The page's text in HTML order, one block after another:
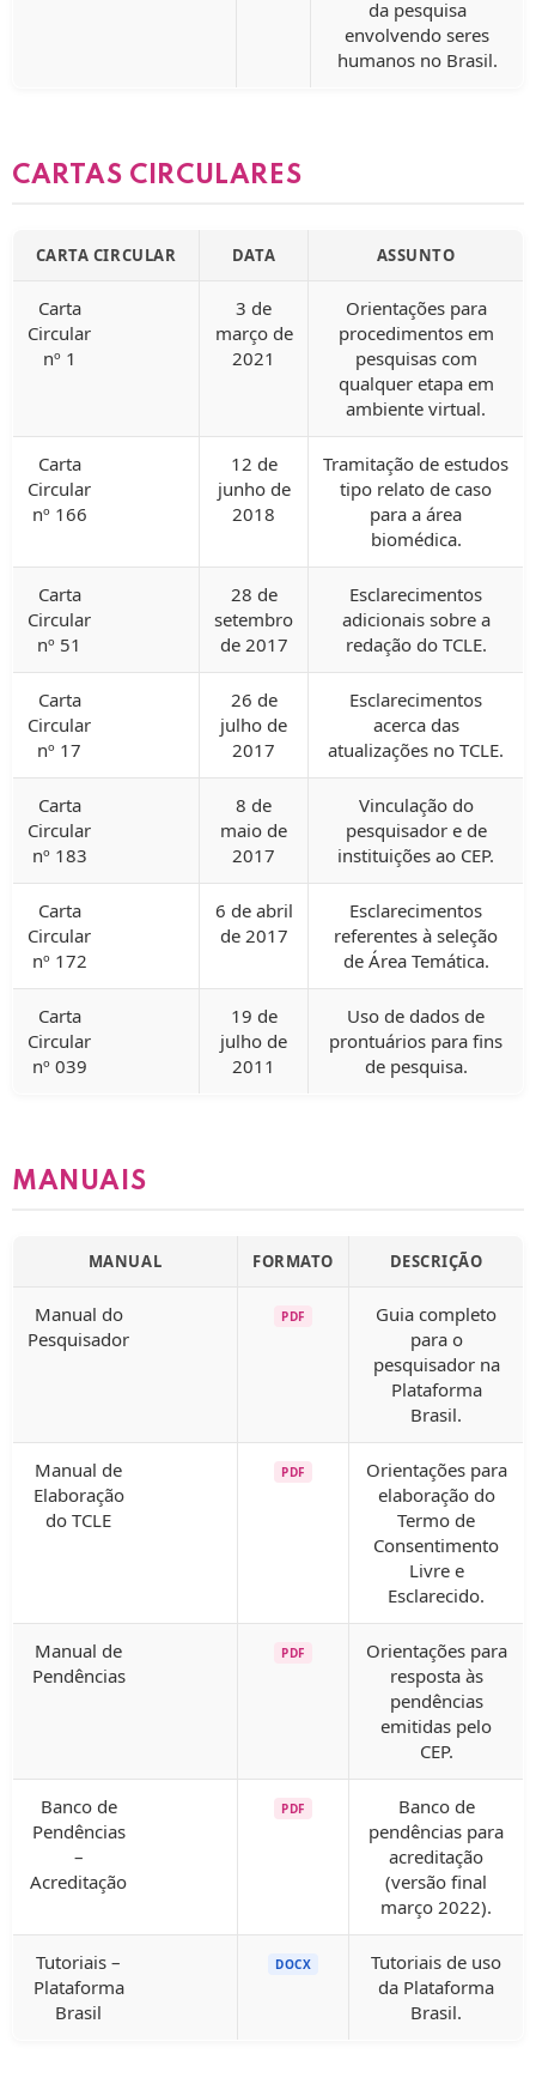
da pesquisa
envolvendo seres
humanos no Brasil.
CARTAS CIRCULARES
CARTA CIRCULAR DATA ASSUNTO
Carta
Circular
nº 1
3 de
março de
2021
Orientações para
procedimentos em
pesquisas com
qualquer etapa em
ambiente virtual.
Carta
Circular
nº 166
12 de
junho de
2018
Tramitação de estudos
tipo relato de caso
para a área
biomédica.
Carta
Circular
nº 51
28 de
setembro
de 2017
Esclarecimentos
adicionais sobre a
redação do TCLE.
Carta
Circular
nº 17
26 de
julho de
2017
Esclarecimentos
acerca das
atualizações no TCLE.
Carta
Circular
nº 183
8 de
maio de
2017
Vinculação do
pesquisador e de
instituições ao CEP.
Carta
Circular
nº 172
6 de abril
de 2017
Esclarecimentos
referentes à seleção
de Área Temática.
Carta
Circular
nº 039
19 de
julho de
2011
Uso de dados de
prontuários para fins
de pesquisa.
MANUAIS
MANUAL FORMATO DESCRIÇÃO
Manual do
Pesquisador
PDF
Guia completo
para o
pesquisador na
Plataforma
Brasil.
Manual de
Elaboração
do TCLE
PDF
Orientações para
elaboração do
Termo de
Consentimento
Livre e
Esclarecido.
Manual de
Pendências
PDF
Orientações para
resposta às
pendências
emitidas pelo
CEP.
Banco de
Pendências
–
Acreditação
PDF
Banco de
pendências para
acreditação
(versão final
março 2022).
Tutoriais –
Plataforma
Brasil
DOCX
Tutoriais de uso
da Plataforma
Brasil.